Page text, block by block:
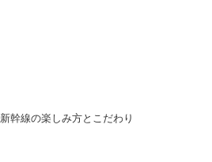
新幹線の楽しみ方とこだわり